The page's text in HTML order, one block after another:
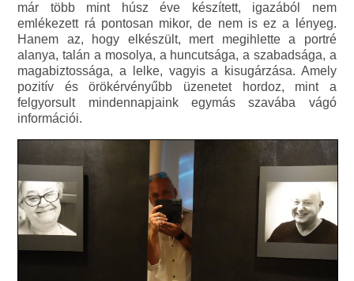
már több mint húsz éve készített, igazából nem
emlékezett rá pontosan mikor, de nem is ez a lényeg.
Hanem az, hogy elkészült, mert megihlette a portré
alanya, talán a mosolya, a huncutsága, a szabadsága, a
magabiztossága, a lelke, vagyis a kisugárzása. Amely
pozitív és örökérvényűbb üzenetet hordoz, mint a
felgyorsult mindennapjaink egymás szavába vágó
információi.